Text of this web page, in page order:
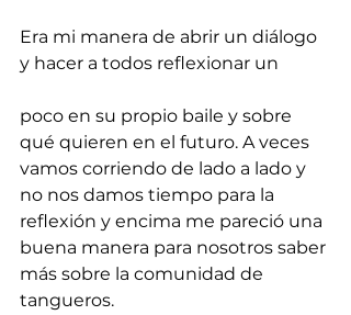
Era mi manera de abrir un diálogo
y hacer a todos reflexionar un
poco en su propio baile y sobre
qué quieren en el futuro. A veces
vamos corriendo de lado a lado y
no nos damos tiempo para la
reflexión y encima me pareció una
buena manera para nosotros saber
más sobre la comunidad de
tangueros.